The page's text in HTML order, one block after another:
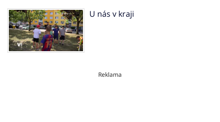
U nás v kraji
Reklama